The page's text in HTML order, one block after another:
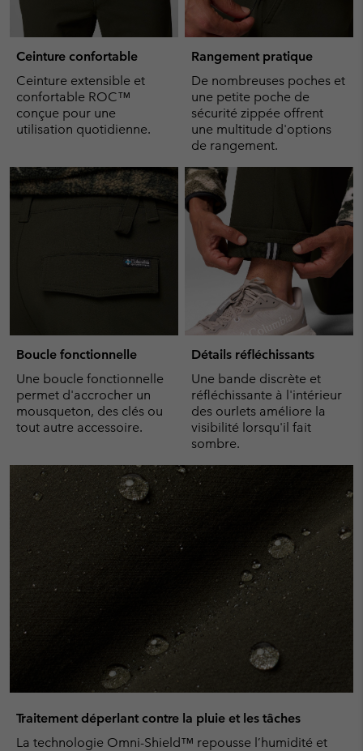
Ceinture confortable
Ceinture extensible et
confortable ROC™
conçue pour une
utilisation quotidienne.
Rangement pratique
De nombreuses poches et
une petite poche de
sécurité zippée offrent
une multitude d'options
de rangement.
Boucle fonctionnelle
Une boucle fonctionnelle
permet d'accrocher un
mousqueton, des clés ou
tout autre accessoire.
Détails réfléchissants
Une bande discrète et
réfléchissante à l'intérieur
des ourlets améliore la
visibilité lorsqu'il fait
sombre.
Traitement déperlant contre la pluie et les tâches
La technologie Omni-Shield™ repousse l’humidité et